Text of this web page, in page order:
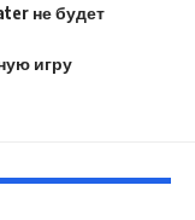
не будет
игру